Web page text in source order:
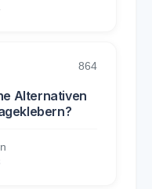
864
Alternativen